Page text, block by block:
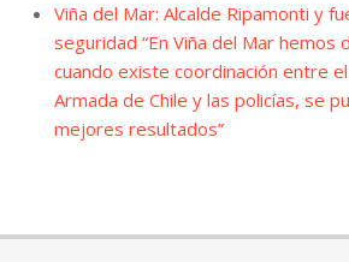
Viña del Mar: Alcalde Ripamonti y
seguridad “En Viña del Mar hemos
cuando existe coordinación entre
Armada de Chile y las policías, se
mejores resultados”